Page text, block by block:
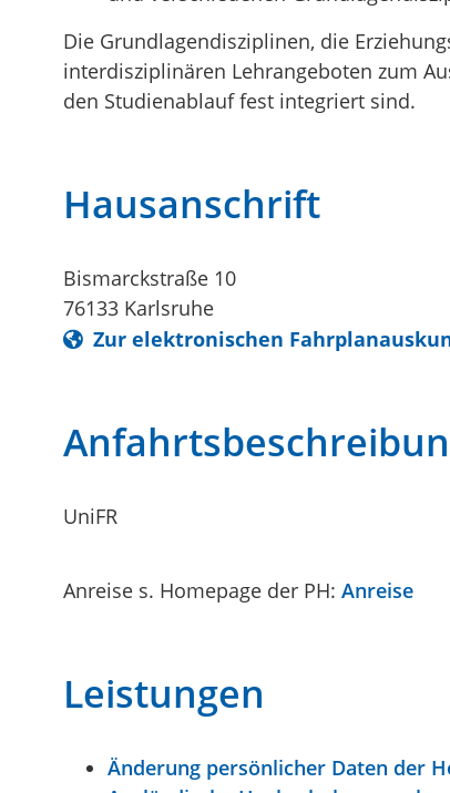
Die Grundlagendisziplinen, die
interdisziplinären Lehrangeboten zum
den Studienablauf fest integriert sind.
Hausanschrift
Bismarckstraße 10
76133 Karlsruhe
Zur elektronischen
UniFR
Anreise s. Homepage der PH: Anreise
Leistungen
Änderung persönlicher Daten der